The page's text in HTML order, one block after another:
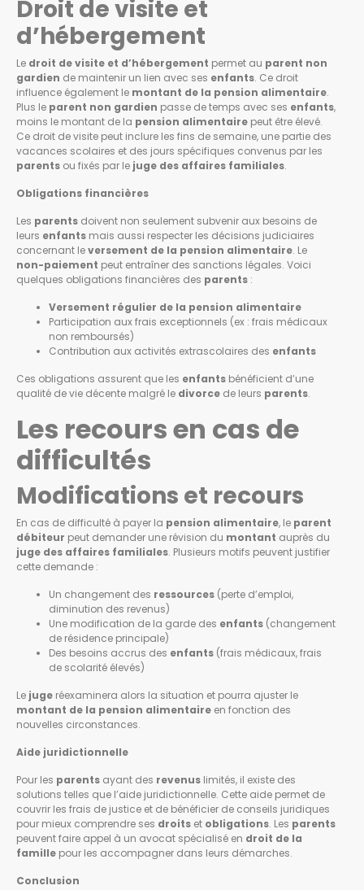
Droit de visite et
d’hébergement
Le droit de visite et d’hébergement permet au parent non
gardien de maintenir un lien avec ses enfants. Ce droit
influence également le montant de la pension alimentaire.
Plus le parent non gardien passe de temps avec ses enfants,
moins le montant de la pension alimentaire peut être élevé.
Ce droit de visite peut inclure les fins de semaine, une partie des
vacances scolaires et des jours spécifiques convenus par les
parents ou fixés par le juge des affaires familiales.
Obligations financières
Les parents doivent non seulement subvenir aux besoins de
leurs enfants mais aussi respecter les décisions judiciaires
concernant leversement de la pension alimentaire. Le
non-paiement peut entraîner des sanctions légales. Voici
quelques obligations financières des parents :
Versement régulier de la pension alimentaire
Participation aux frais exceptionnels (ex : frais médicaux
non remboursés)
Contribution aux activités extrascolaires des enfants
Ces obligations assurent que les enfants bénéficient d’une
qualité de vie décente malgré le divorce de leurs parents.
Les recours en cas de
difficultés
Modifications et recours
En cas de difficulté à payer la pension alimentaire, le parent
débiteur peut demander une révision du montant auprès du
juge des affaires familiales. Plusieurs motifs peuvent justifier
cette demande :
Un changement des ressources (perte d’emploi,
diminution des revenus)
Une modification de la garde des enfants (changement
de résidence principale)
Des besoins accrus des enfants (frais médicaux, frais
de scolarité élevés)
Le juge réexaminera alors la situation et pourra ajuster le
montant de la pension alimentaire en fonction des
nouvelles circonstances.
Aide juridictionnelle
Pour les parents ayant des revenus limités, il existe des
solutions telles que l’aide juridictionnelle. Cette aide permet de
couvrir les frais de justice et de bénéficier de conseils juridiques
pour mieux comprendre ses droits et obligations. Les parents
peuvent faire appel à un avocat spécialisé en droit de la
famille pour les accompagner dans leurs démarches.
Conclusion